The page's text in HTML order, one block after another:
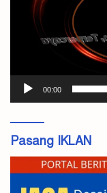
00:00
Pasang IKLAN